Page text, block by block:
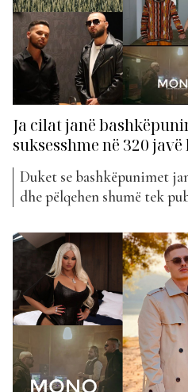
Ja cilat janë
suksesshme në 320
Duket se bashkëpunimet
dhe pëlqehen shumë tek
gjatë këtyre 320 javëve, do
artistë duke bashkuar
hite të papërsëritshme.